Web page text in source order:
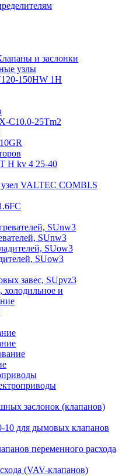
и заслонки
узлы
SUnw3
SUow3
завес, SUpvz3
холодильное и
(VAV-клапанов)